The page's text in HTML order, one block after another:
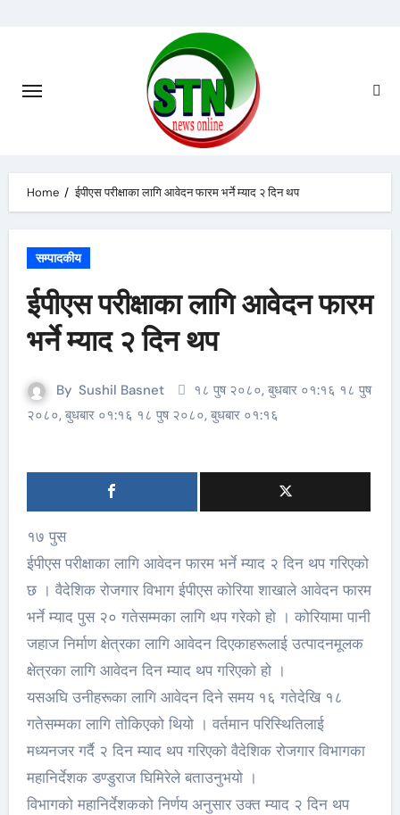
Home ईपीएस परीक्षाका लागि आवेदन फारम भर्ने म्याद २ दिन थप
सम्पादकीय
ईपीएस परीक्षाका लागि आवेदन फारम
भर्ने म्याद २ दिन थप
By Sushil Basnet
१८ पुष २०८०, बुधबार ०१:१६ १८ पुष
२०८०, बुधबार ०१:१६ १८ पुष २०८०, बुधबार ०१:१६
१७ पुस
ईपीएस परीक्षाका लागि आवेदन फारम भर्ने म्याद २ दिन थप गरिएको
छ । वैदेशिक रोजगार विभाग ईपीएस कोरिया शाखाले आवेदन फारम
भर्ने म्याद पुस २० गतेसम्मका लागि थप गरेको हो । कोरियामा पानी
जहाज निर्माण क्षेत्रका लागि आवेदन दिएकाहरूलाई उत्पादनमूलक
क्षेत्रका लागि आवेदन दिन म्याद थप गरिएको हो ।
यसअघि उनीहरूका लागि आवेदन दिने समय १६ गतेदेखि १८
गतेसम्मका लागि तोकिएको थियो । वर्तमान परिस्थितिलाई
मध्यनजर गर्दै २ दिन म्याद थप गरिएको वैदेशिक रोजगार विभागका
महानिर्देशक डण्डुराज घिमिरेले बताउनुभयो ।
विभागको महानिर्देशकको निर्णय अनुसार उक्त म्याद २ दिन थप